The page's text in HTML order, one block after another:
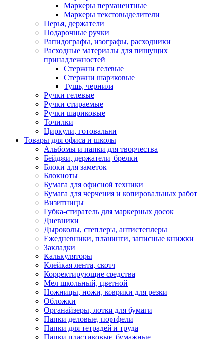
Маркеры перманентные
Маркеры текстовыделители
Перья, держатели
Подарочные ручки
Рапидографы, изографы, расходники
Расходные материалы для пишущих
принадлежностей
Стержни гелевые
Стержни шариковые
Тушь, чернила
Ручки гелевые
Ручки стираемые
Ручки шариковые
Точилки
Циркули, готовальни
Товары для офиса и школы
Альбомы и папки для творчества
Бейджи, держатели, брелки
Блоки для заметок
Блокноты
Бумага для офисной техники
Бумага для черчения и копировальных работ
Визитницы
Губка-стиратель для маркерных досок
Дневники
Дыроколы, степлеры, антистеплеры
Ежедневники, планинги, записные книжки
Закладки
Калькуляторы
Клейкая лента, скотч
Корректирующие средства
Мел школьный, цветной
Ножницы, ножи, коврики для резки
Обложки
Органайзеры, лотки для бумаги
Папки деловые, портфели
Папки для тетрадей и труда
Папки пластиковые, бумажные